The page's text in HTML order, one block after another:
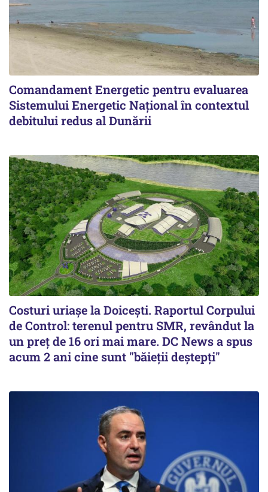
Comandament Energetic pentru evaluarea
Sistemului Energetic Naţional în contextul
debitului redus al Dunării
Costuri uriaşe la Doiceşti. Raportul Corpului
de Control: terenul pentru SMR, revândut la
un preţ de 16 ori mai mare. DC News a spus
acum 2 ani cine sunt "băieţii deştepţi"